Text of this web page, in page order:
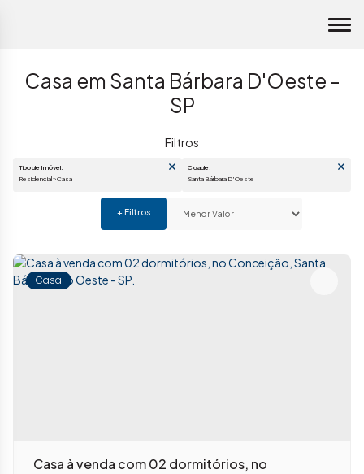
Casa em Santa Bárbara D'Oeste -
SP
Casa
Casa à venda com 02 dormitórios, no